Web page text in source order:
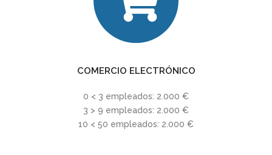
COMERCIO ELECTRÓNICO
0 < 3 empleados: 2.000 €
3 > 9 empleados: 2.000 €
10 < 50 empleados: 2.000 €